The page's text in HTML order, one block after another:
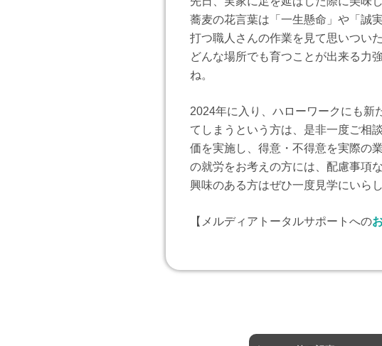
蕎麦の花言葉は「一生懸命」や「誠
打つ職人さんの作業を見て思いつい
どんな場所でも育つことが出来る力
ね。
2024年に入り、ハローワークにも新
てしまうという方は、是非一度ご相
価を実施し、得意・不得意を実際の
の就労をお考えの方には、配慮事項
興味のある方はぜひ一度見学にいら
【メルディアトータルサポートへの